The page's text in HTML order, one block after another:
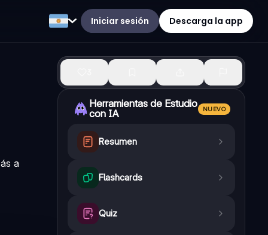
Iniciar sesión Descarga la app
a
Herramientas de Estudio
con IA
NUEVO
Resumen
Flashcards
Quiz